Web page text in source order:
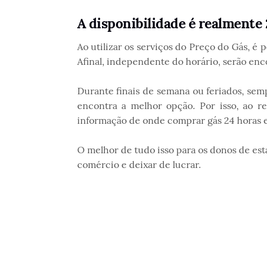
A disponibilidade é realmente
Ao utilizar os serviços do Preço do Gás, é
Afinal, independente do horário, serão
Durante finais de semana ou feriados,
encontra a melhor opção. Por isso, ao
informação de onde comprar gás 24 horas
O melhor de tudo isso para os donos de
comércio e deixar de lucrar.